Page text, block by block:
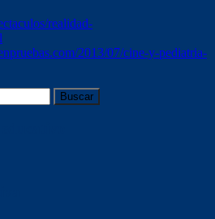
realidad-
2013/07/cine-y-pediatria-